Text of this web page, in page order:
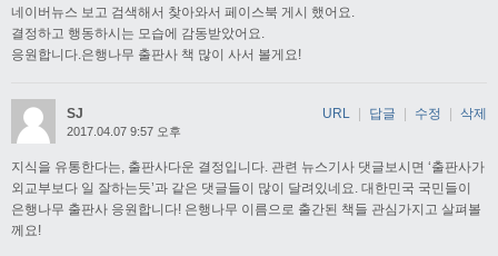
네이버뉴스 보고 검색해서 찾아와서 페이스북 게시 했어요.
결정하고 행동하시는 모습에 감동받았어요.
응원합니다.은행나무 출판사 책 많이 사서 볼게요!
SJ
2017.04.07 9:57 오후
지식을 유통한다는, 출판사다운 결정입니다. 관련 뉴스기사 댓글보시면 ‘출판사가
외교부보다 일 잘하는듯’과 같은 댓글들이 많이 달려있네요. 대한민국 국민들이
은행나무 출판사 응원합니다! 은행나무 이름으로 출간된 책들 관심가지고 살펴볼
께요!
URL 답글 수정 삭제